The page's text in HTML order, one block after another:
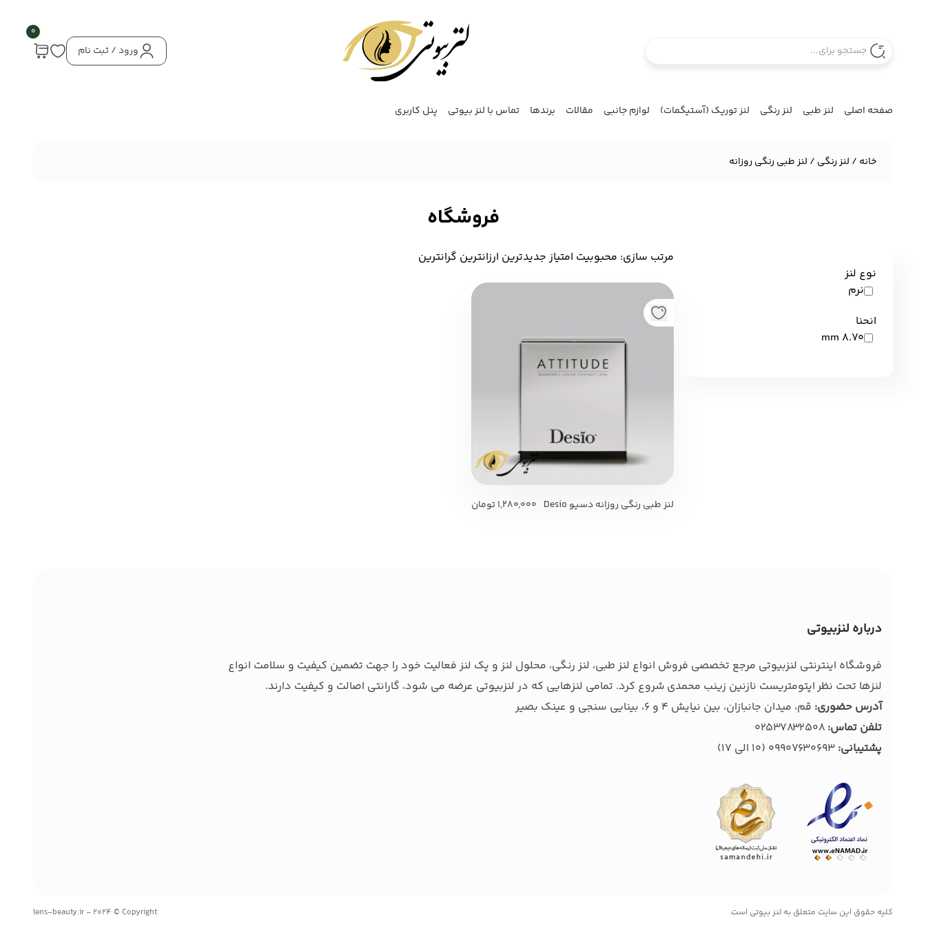
ورود / ثبت نام
0
صفحه اصلی لنز طبی لنز رنگی لنز توریک (آستیگمات) لوازم جانبی مقالات برندها تماس با لنز بیوتی پنل کاربری
خانه / لنز رنگی / لنز طبی رنگی روزانه
فروشگاه
نوع لنز
نرم
انحنا
8.70 mm
مرتب سازی: ‌ محبوبیت ‌ امتیاز‌ جدیدترین ‌ ارزانترین ‌ گرانترین
لنز طبی رنگی روزانه دسیو Desio 1,280,000تومان
درباره لنزبیوتی
فروشگاه اینترنتی لنزبیوتی مرجع تخصصی فروش انواع لنز طبی، لنز رنگی، محلول لنز و پک لنز فعالیت خود را جهت تضمین کیفیت و سلامت انواع
لنزها تحت نظر اپتومتریست نازنین زینب محمدی شروع کرد. تمامی لنزهایی که در لنزبیوتی عرضه می شود، گارانتی اصالت و کیفیت دارند.
آدرس حضوری: قم، میدان جانبازان، بین نیایش 4 و 6، بینایی سنجی و عینک بصیر
تلفن تماس: 02537832508
پشتیبانی: 09907630693 (10 الی 17)
کليه حقوق اين سايت متعلق به لنز بیوتی است. lens-beauty.ir - 2024 © Copyright